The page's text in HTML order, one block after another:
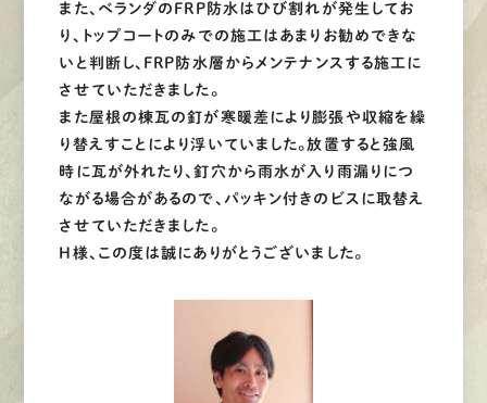
また、ベランダのFRP防水はひび割れが発生してお
り、トップコートのみでの施工はあまりお勧めできな
いと判断し、FRP防水層からメンテナンスする施工に
させていただきました。
また屋根の棟瓦の釘が寒暖差により膨張や収縮を繰
り替えすことにより浮いていました。放置すると強風
時に瓦が外れたり、釘穴から雨水が入り雨漏りにつ
ながる場合があるので、パッキン付きのビスに取替え
させていただきました。
H様、この度は誠にありがとうございました。